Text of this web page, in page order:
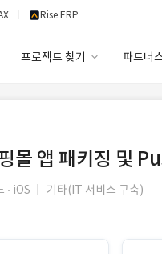
Rise ERP
프로젝트 찾기 파트너
몰 앱 패키징 및
iOS 기타(IT 서비스 구축)